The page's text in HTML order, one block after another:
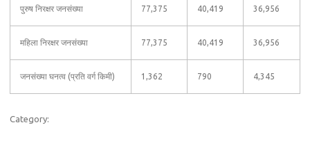
पुरुष निरक्षर जनसंख्या 77,375 40,419 36,956
महिला निरक्षर जनसंख्या 77,375 40,419 36,956
जनसंख्या घनत्व (प्रति वर्ग किमी) 1,362 790 4,345
Category: